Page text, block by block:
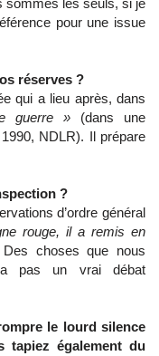
sommes les seuls, si je
pour une issue
réserves ?
qui a lieu après, dans
guerre » (dans une
NDLR). Il prépare
?
d’ordre général
rouge, il a remis en
Des choses que nous
a pas un vrai débat
le lourd silence
tapiez également du